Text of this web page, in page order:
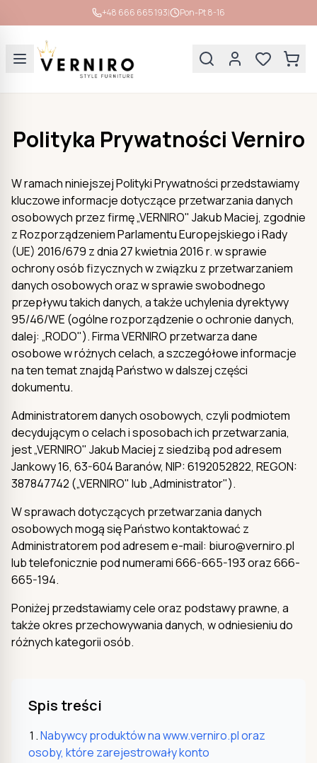
+48 666 665 193| Pon-Pt 8-16
Polityka Prywatności Verniro
W ramach niniejszej Polityki Prywatności przedstawiamy
kluczowe informacje dotyczące przetwarzania danych
osobowych przez firmę „VERNIRO" Jakub Maciej, zgodnie
z Rozporządzeniem Parlamentu Europejskiego i Rady
(UE) 2016/679 z dnia 27 kwietnia 2016 r. w sprawie
ochrony osób fizycznych w związku z przetwarzaniem
danych osobowych oraz w sprawie swobodnego
przepływu takich danych, a także uchylenia dyrektywy
95/46/WE (ogólne rozporządzenie o ochronie danych,
dalej: „RODO"). Firma VERNIRO przetwarza dane
osobowe w różnych celach, a szczegółowe informacje
na ten temat znajdą Państwo w dalszej części
dokumentu.
Administratorem danych osobowych, czyli podmiotem
decydującym o celach i sposobach ich przetwarzania,
jest „VERNIRO" Jakub Maciej z siedzibą pod adresem
Jankowy 16, 63-604 Baranów, NIP: 6192052822, REGON:
387847742 („VERNIRO" lub „Administrator").
W sprawach dotyczących przetwarzania danych
osobowych mogą się Państwo kontaktować z
Administratorem pod adresem e-mail: biuro@verniro.pl
lub telefonicznie pod numerami 666-665-193 oraz 666-
665-194.
Poniżej przedstawiamy cele oraz podstawy prawne, a
także okres przechowywania danych, w odniesieniu do
różnych kategorii osób.
Spis treści
Nabywcy produktów na www.verniro.pl oraz
osoby, które zarejestrowały konto